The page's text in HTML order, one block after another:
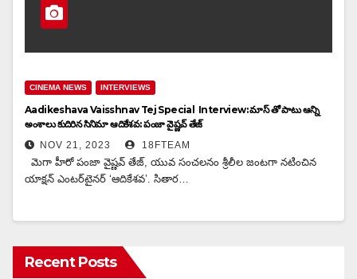
CINEMA NEWS INTERVIEWS
Aadikeshava Vaisshnav Tej Special Interview: మాస్ తో పాటు ఆన్ని
అంశాలు కుదిరిన సినిమా ఆదికేశవ: పంజా వైష్ణవ్ తేజ్
NOV 21, 2023 18FTEAM
మెగా హీరో పంజా వైష్ణవ్ తేజ్, యువ సంచలనం శ్రీలీల జంటగా నటించిన
యాక్షన్ ఎంటర్‌టైనర్ ‘ఆదికేశవ’. సితార…
Recent Posts